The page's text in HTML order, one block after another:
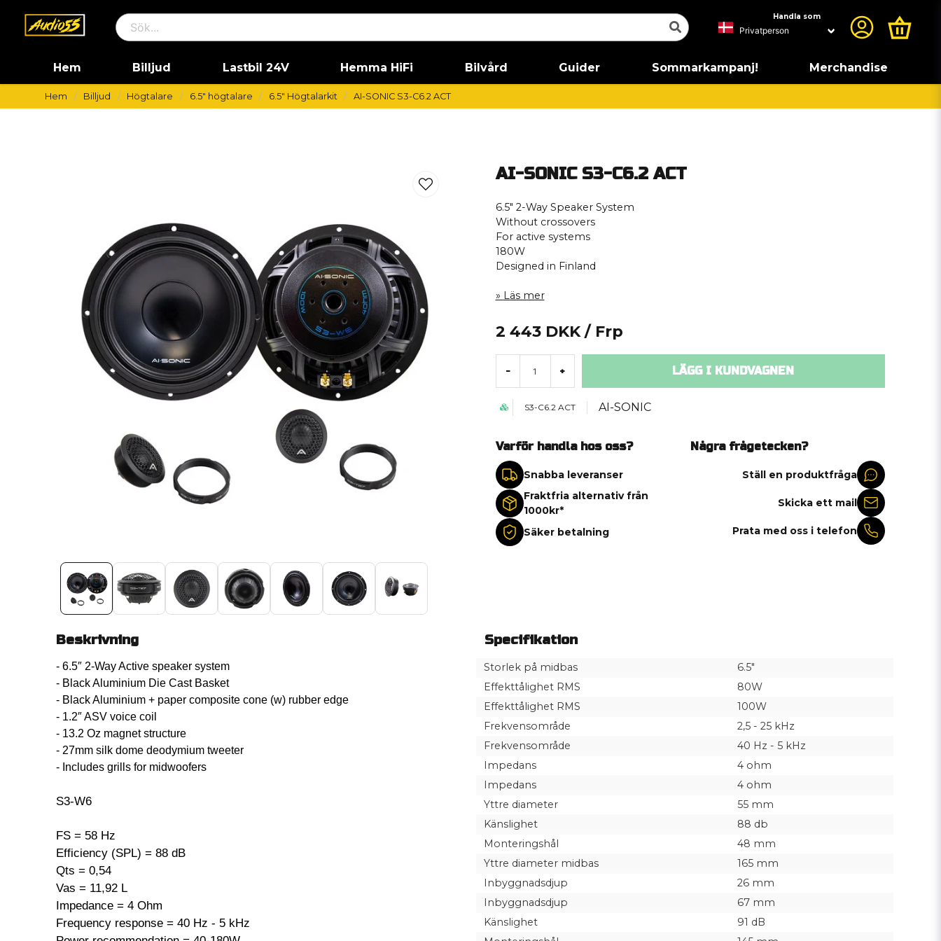
Handla som
Hem Billjud Lastbil 24V Hemma HiFi Bilvård Guider Sommarkampanj! Merchandise
Hem Billjud Högtalare 6.5" högtalare 6.5" Högtalarkit AI-SONIC S3-C6.2 ACT
AI-SONIC S3-C6.2 ACT
6.5″ 2-Way Speaker System
Without crossovers
For active systems
180W
Designed in Finland
Läs mer
2 443 DKK / Frp
- + LÄGG I KUNDVAGNEN
S3-C6.2 ACT AI-SONIC
Varför handla hos oss?
Snabba leveranser
Fraktfria alternativ från
1000kr*
Säker betalning
Några frågetecken?
Ställ en produktfråga
Skicka ett mail
Prata med oss i telefon
Beskrivning
- 6.5″ 2-Way Active speaker system
- Black Aluminium Die Cast Basket
- Black Aluminium + paper composite cone (w) rubber edge
- 1.2″ ASV voice coil
- 13.2 Oz magnet structure
- 27mm silk dome deodymium tweeter
- Includes grills for midwoofers
S3-W6
FS = 58 Hz
Efficiency (SPL) = 88 dB
Qts = 0,54
Vas = 11,92 L
Impedance = 4 Ohm
Frequency response = 40 Hz - 5 kHz
Specifikation
Storlek på midbas
6.5"
Effekttålighet RMS
80W
Effekttålighet RMS
100W
Frekvensområde
2,5 - 25 kHz
Frekvensområde
40 Hz - 5 kHz
Impedans
4 ohm
Impedans
4 ohm
Yttre diameter
55 mm
Känslighet
88 db
Monteringshål
48 mm
Yttre diameter midbas
165 mm
Inbyggnadsdjup
26 mm
Inbyggnadsdjup
67 mm
Känslighet
91 dB